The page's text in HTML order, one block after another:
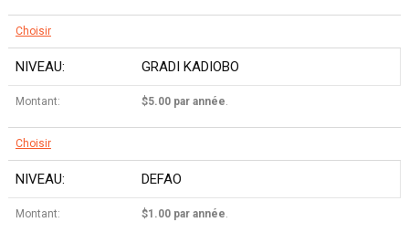
Choisir
GRADI KADIOBO
$5.00 par année.
Choisir
DEFAO
$1.00 par année.